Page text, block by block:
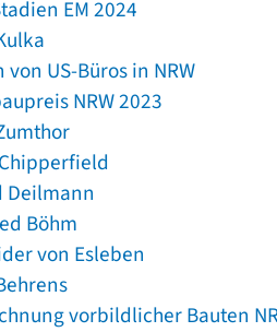
EM 2024
von US-Büros in NRW
NRW 2023
Deilmann
Böhm
von Esleben
vorbildlicher Bauten